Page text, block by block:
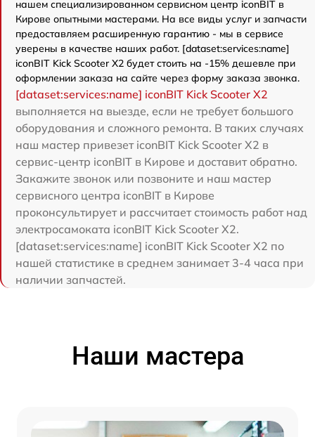
нашем специализированном сервисном центр iconBIT в
Кирове опытными мастерами. На все виды услуг и запчасти
предоставляем расширенную гарантию - мы в сервисе
уверены в качестве наших работ. [dataset:services:name]
iconBIT Kick Scooter X2 будет стоить на -15% дешевле при
оформлении заказа на сайте через форму заказа звонка.
[dataset:services:name] iconBIT Kick Scooter X2
выполняется на выезде, если не требует большого
оборудования и сложного ремонта. В таких случаях
наш мастер привезет iconBIT Kick Scooter X2 в
сервис-центр iconBIT в Кирове и доставит обратно.
Закажите звонок или позвоните и наш мастер
сервисного центра iconBIT в Кирове
проконсультирует и рассчитает стоимость работ над
электросамоката iconBIT Kick Scooter X2.
[dataset:services:name] iconBIT Kick Scooter X2 по
нашей статистике в среднем занимает 3-4 часа при
наличии запчастей.
Наши мастера